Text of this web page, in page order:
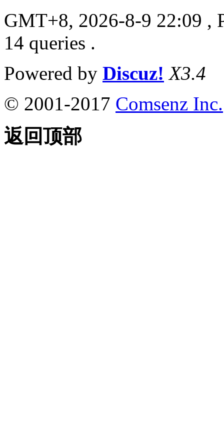
GMT+8, 2026-8-9 22:09 ,
14 queries .
Powered by Discuz! X3.4
© 2001-2017 Comsenz Inc.
返回顶部